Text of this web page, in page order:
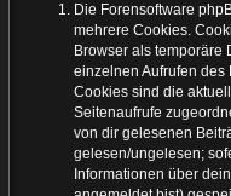
Die Forensoftware
mehrere Cookies.
Browser als temporäre
einzelnen Aufrufen des
Cookies sind die
Seitenaufrufe
von dir gelesenen
gelesen/ungelesen;
Informationen über